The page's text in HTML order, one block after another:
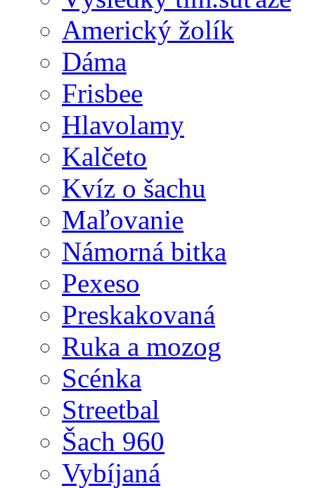
Americký žolík
Dáma
Frisbee
Hlavolamy
Kalčeto
Kvíz o šachu
Maľovanie
Námorná bitka
Pexeso
Preskakovaná
Ruka a mozog
Scénka
Streetbal
Šach 960
Vybíjaná